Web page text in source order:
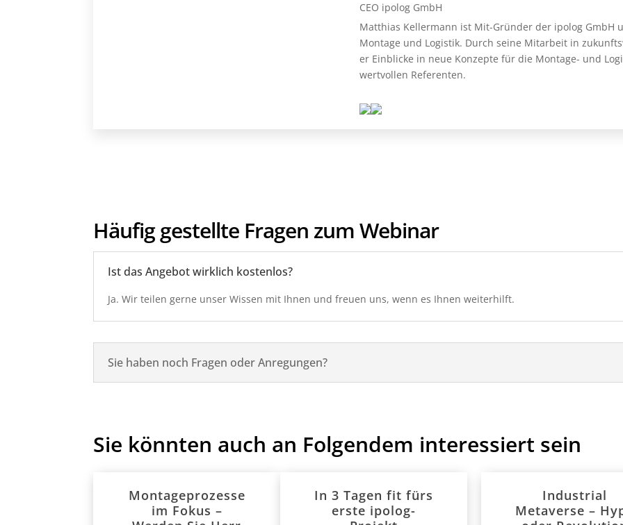
CEO ipolog GmbH
Matthias Kellermann ist Mit-Gründer der ipolog GmbH
Montage und Logistik. Durch seine Mitarbeit in
er Einblicke in neue Konzepte für die Montage- und
wertvollen Referenten.
Häufig gestellte Fragen zum Webinar
Ist das Angebot wirklich kostenlos?
Ja. Wir teilen gerne unser Wissen mit Ihnen und freuen uns, wenn es Ihnen weiterhilft.
Sie haben noch Fragen oder Anregungen?
Sie könnten auch an Folgendem interessiert sein
Montageprozesse
im Fokus –
In 3 Tagen fit fürs
erste ipolog-
Industrial
Metaverse –